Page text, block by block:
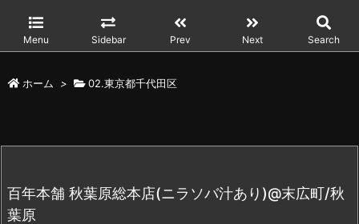
Menu Sidebar Prev Next Search
ホーム > 02.東京都千代田区
百年本舗 秋葉原総本店(ニラソバ汁あり)@末広町/秋
葉原